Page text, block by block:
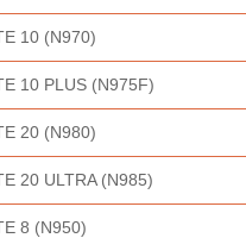
10 (N970)
10 PLUS (N975F)
20 (N980)
20 ULTRA (N985)
8 (N950)